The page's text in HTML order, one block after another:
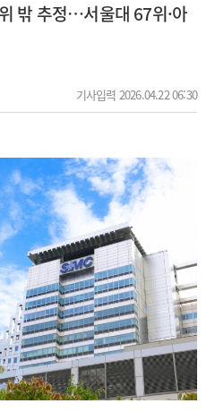
밖 추정…서울대 67위·아
기사입력 2026.04.22 06:30